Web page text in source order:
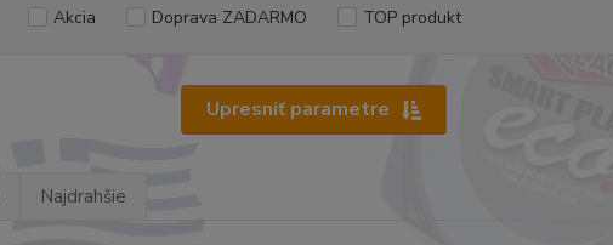
Upresniť parametre
Akcia Doprava ZADARMO TOP produkt
Najdrahšie